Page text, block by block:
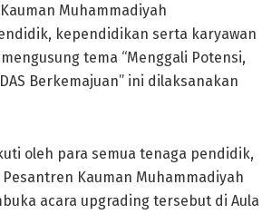
Muhammadiyah
kependidikan serta karyawan
tema “Menggali Potensi,
Berkemajuan” ini dilaksanakan
oleh para semua tenaga pendidik,
Kauman Muhammadiyah
acara upgrading tersebut di Aula